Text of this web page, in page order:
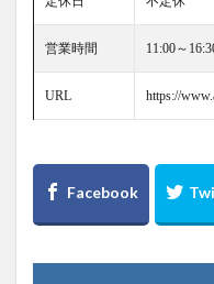
営業時間 11:00～
URL https://